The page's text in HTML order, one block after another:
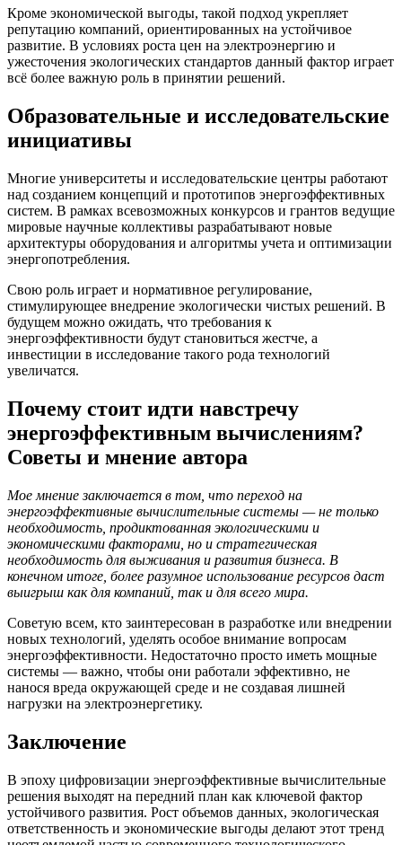
Кроме экономической выгоды, такой подход укрепляет
репутацию компаний, ориентированных на устойчивое
развитие. В условиях роста цен на электроэнергию и
ужесточения экологических стандартов данный фактор играет
всё более важную роль в принятии решений.
Образовательные и исследовательские
инициативы
Многие университеты и исследовательские центры работают
над созданием концепций и прототипов энергоэффективных
систем. В рамках всевозможных конкурсов и грантов ведущие
мировые научные коллективы разрабатывают новые
архитектуры оборудования и алгоритмы учета и оптимизации
энергопотребления.
Свою роль играет и нормативное регулирование,
стимулирующее внедрение экологически чистых решений. В
будущем можно ожидать, что требования к
энергоэффективности будут становиться жестче, а
инвестиции в исследование такого рода технологий
увеличатся.
Почему стоит идти навстречу
энергоэффективным вычислениям?
Советы и мнение автора
Мое мнение заключается в том, что переход на
энергоэффективные вычислительные системы — не только
необходимость, продиктованная экологическими и
экономическими факторами, но и стратегическая
необходимость для выживания и развития бизнеса. В
конечном итоге, более разумное использование ресурсов даст
выигрыш как для компаний, так и для всего мира.
Советую всем, кто заинтересован в разработке или внедрении
новых технологий, уделять особое внимание вопросам
энергоэффективности. Недостаточно просто иметь мощные
системы — важно, чтобы они работали эффективно, не
нанося вреда окружающей среде и не создавая лишней
нагрузки на электроэнергетику.
Заключение
В эпоху цифровизации энергоэффективные вычислительные
решения выходят на передний план как ключевой фактор
устойчивого развития. Рост объемов данных, экологическая
ответственность и экономические выгоды делают этот тренд